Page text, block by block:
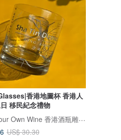
香港地圖杯 香港人
移民紀念禮物
Design Your Own Wine 香港酒瓶雕刻禮品專門店
US$ 30.30